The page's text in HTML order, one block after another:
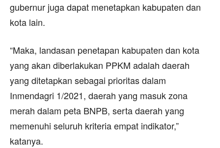
gubernur juga dapat menetapkan kabupaten dan
kota lain.
“Maka, landasan penetapan kabupaten dan kota
yang akan diberlakukan PPKM adalah daerah
yang ditetapkan sebagai prioritas dalam
Inmendagri 1/2021, daerah yang masuk zona
merah dalam peta BNPB, serta daerah yang
memenuhi seluruh kriteria empat indikator,”
katanya.